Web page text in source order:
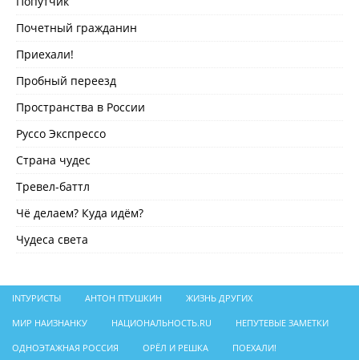
Почетный гражданин
Приехали!
Пробный переезд
Пространства в России
Руссо Экспрессо
Страна чудес
Тревел-баттл
Чё делаем? Куда идём?
Чудеса света
INТУРИСТЫ АНТОН ПТУШКИН ЖИЗНЬ ДРУГИХ
МИР НАИЗНАНКУ НАЦИОНАЛЬНОСТЬ.RU НЕПУТЕВЫЕ ЗАМЕТКИ
ОДНОЭТАЖНАЯ РОССИЯ ОРЁЛ И РЕШКА ПОЕХАЛИ!